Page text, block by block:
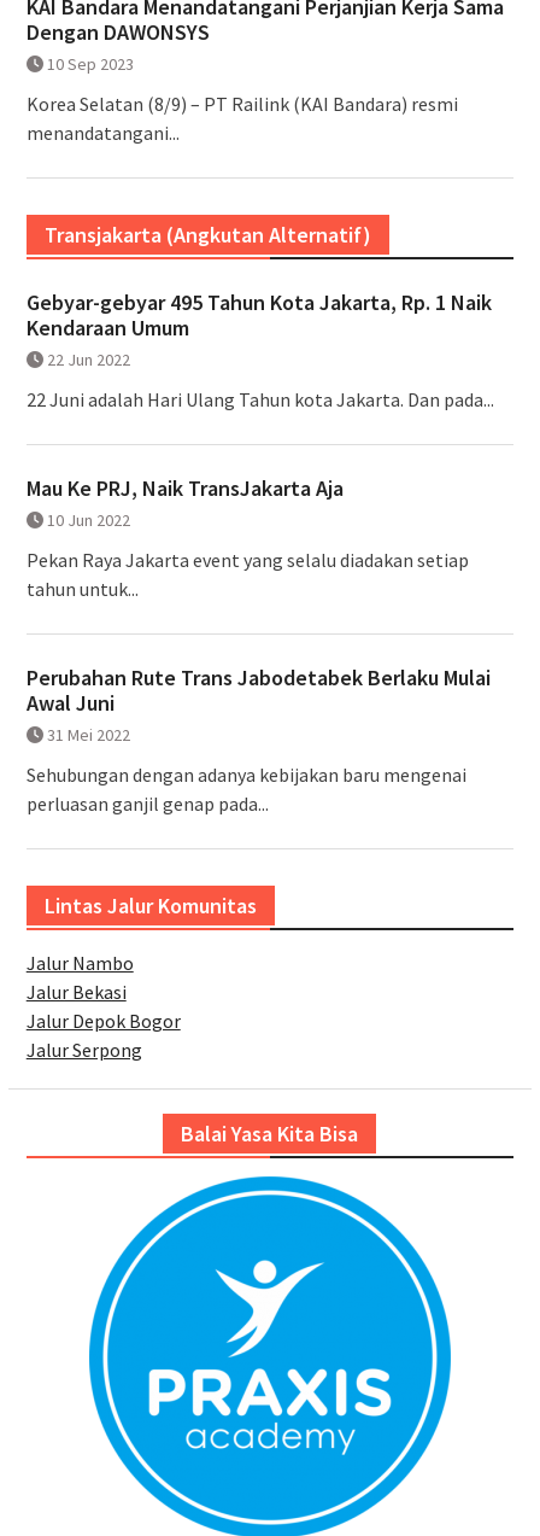
KAI Bandara Menandatangani Perjanjian Kerja Sama
Dengan DAWONSYS
10 Sep 2023
Korea Selatan (8/9) – PT Railink (KAI Bandara) resmi
menandatangani...
Transjakarta (Angkutan Alternatif)
Gebyar-gebyar 495 Tahun Kota Jakarta, Rp. 1 Naik
Kendaraan Umum
22 Jun 2022
22 Juni adalah Hari Ulang Tahun kota Jakarta. Dan pada...
Mau Ke PRJ, Naik TransJakarta Aja
10 Jun 2022
Pekan Raya Jakarta event yang selalu diadakan setiap
tahun untuk...
Perubahan Rute Trans Jabodetabek Berlaku Mulai
Awal Juni
31 Mei 2022
Sehubungan dengan adanya kebijakan baru mengenai
perluasan ganjil genap pada...
Lintas Jalur Komunitas
Jalur Nambo
Jalur Bekasi
Jalur Depok Bogor
Jalur Serpong
Balai Yasa Kita Bisa